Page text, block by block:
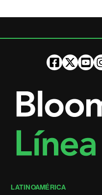
LATINOAMÉRICA